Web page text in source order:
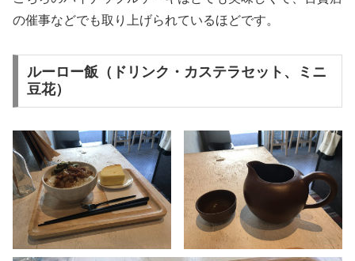
の催事などでも取り上げられているほどです。
ルーロー飯（ドリンク・カステラセット、ミニ
豆花）